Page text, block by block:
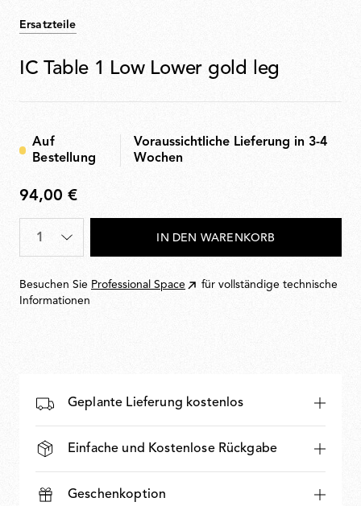
Ersatzteile
IC Table 1 Low Lower gold leg
Auf
Bestellung
Voraussichtliche Lieferung in 3-4
Wochen
94,00
€
94,00 €
Menge
IN DEN WARENKORB
Besuchen Sie Professional Space
für vollständige technische
Informationen
Geplante Lieferung kostenlos
Einfache und Kostenlose Rückgabe
Geschenkoption